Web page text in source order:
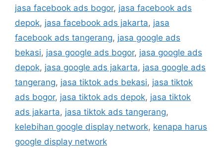
jasa facebook ads bogor, jasa facebook ads
depok, jasa facebook ads jakarta, jasa
facebook ads tangerang, jasa google ads
bekasi, jasa google ads bogor, jasa google ads
depok, jasa google ads jakarta, jasa google ads
tangerang, jasa tiktok ads bekasi, jasa tiktok
ads bogor, jasa tiktok ads depok, jasa tiktok
ads jakarta, jasa tiktok ads tangerang,
kelebihan google display network, kenapa harus
google display network